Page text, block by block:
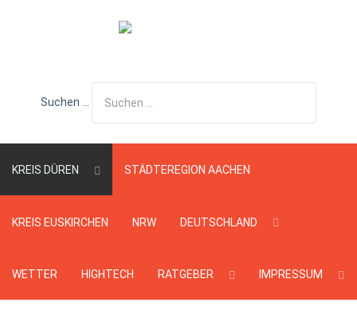
Suchen ...
KREIS DÜREN STÄDTEREGION AACHEN
KREIS EUSKIRCHEN NRW DEUTSCHLAND
WETTER HIGHTECH RATGEBER IMPRESSUM